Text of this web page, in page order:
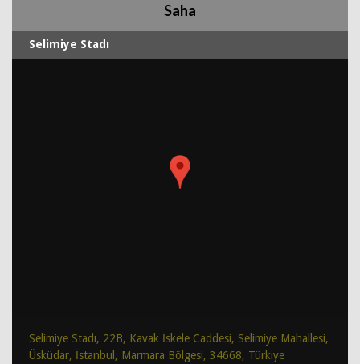
Saha
Selimiye Stadı
Selimiye Stadı, 22B, Kavak İskele Caddesi, Selimiye Mahallesi,
Üsküdar, İstanbul, Marmara Bölgesi, 34668, Türkiye